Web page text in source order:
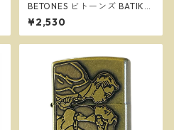
BETONES ビトーンズ BATIK2
GREEN メンズ フリーサイズ
ボクサーパンツ ※ネコポスで
送料無料※
¥2,530